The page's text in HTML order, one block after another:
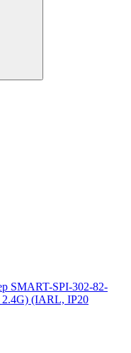
SMART-SPI-302-82-
(IARL, IP20